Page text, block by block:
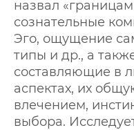
назвал
сознательные
Эго, ощущение
типы и др., а
составляющие в
аспектах, их
влечением,
выбора.